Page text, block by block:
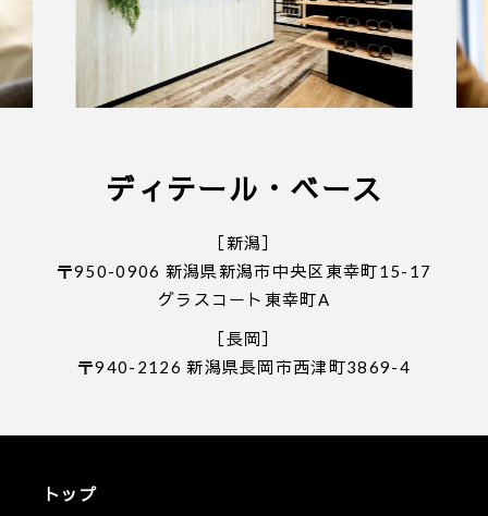
ディテール・ベース
［新潟］
〒950-0906 新潟県新潟市中央区東幸町15-17
グラスコート東幸町A
［長岡］
〒940-2126 新潟県長岡市西津町3869-4
トップ